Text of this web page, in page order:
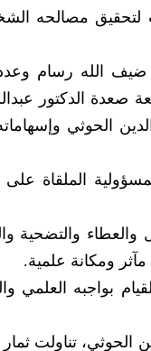
لتحقيق مصالحه
ضيف الله رسام
صعدة الدكتور
الحوثي
الملقاة على
والتضحية
ومكانة علمية.
بواجبه العلمي
تناولت ثمار